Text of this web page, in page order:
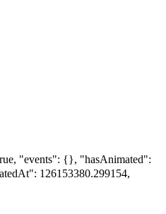
"events": {}, "hasAnimated":
126153380.299154,